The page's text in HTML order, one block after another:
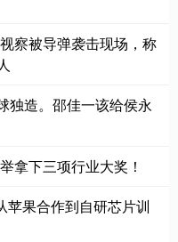
察被导弹袭击现场，称
独造。邵佳一该给侯永
拿下三项行业大奖！
苹果合作到自研芯片训